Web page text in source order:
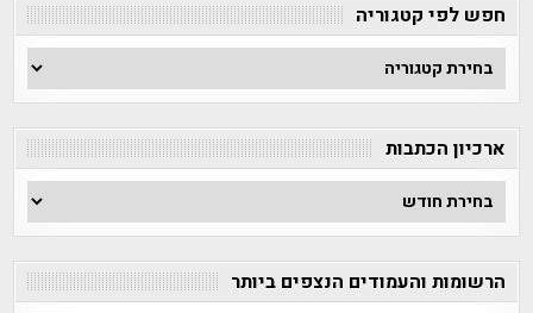
חפש לפי קטגוריה
חפש
לפי
ארכיון הכתבות
ארכיון
הכתבות
הרשומות והעמודים הנצפים ביותר